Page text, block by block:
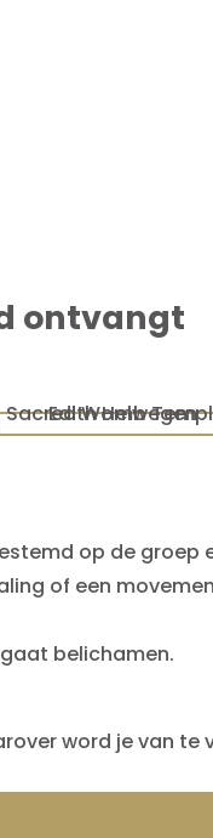
ontvangt
op de groep
of een
belichamen.
word je van te